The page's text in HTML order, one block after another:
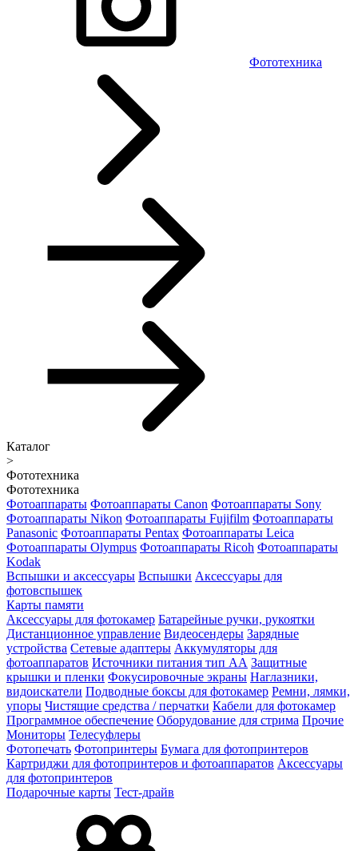
Фототехника
Каталог
>
Фототехника
Фототехника
Фотоаппараты Фотоаппараты Canon Фотоаппараты Sony
Фотоаппараты Nikon Фотоаппараты Fujifilm Фотоаппараты
Panasonic Фотоаппараты Pentax Фотоаппараты Leica
Фотоаппараты Olympus Фотоаппараты Ricoh Фотоаппараты
Kodak
Вспышки и аксессуары Вспышки Аксессуары для
фотовспышек
Карты памяти
Аксессуары для фотокамер Батарейные ручки, рукоятки
Дистанционное управление Видеосендеры Зарядные
устройства Сетевые адаптеры Аккумуляторы для
фотоаппаратов Источники питания тип АА Защитные
крышки и пленки Фокусировочные экраны Наглазники,
видоискатели Подводные боксы для фотокамер Ремни, лямки,
упоры Чистящие средства / перчатки Кабели для фотокамер
Программное обеспечение Оборудование для стрима Прочие
Мониторы Телесуфлеры
Фотопечать Фотопринтеры Бумага для фотопринтеров
Картриджи для фотопринтеров и фотоаппаратов Аксессуары
для фотопринтеров
Подарочные карты Тест-драйв